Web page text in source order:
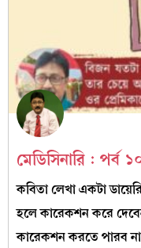
মেডিসিনারি : পর্ব
কবিতা লেখা একটা
হলে কারেকশন করে
কারেকশন করতে পারব